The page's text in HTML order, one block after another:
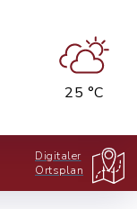
25 °C
Digitaler
Ortsplan